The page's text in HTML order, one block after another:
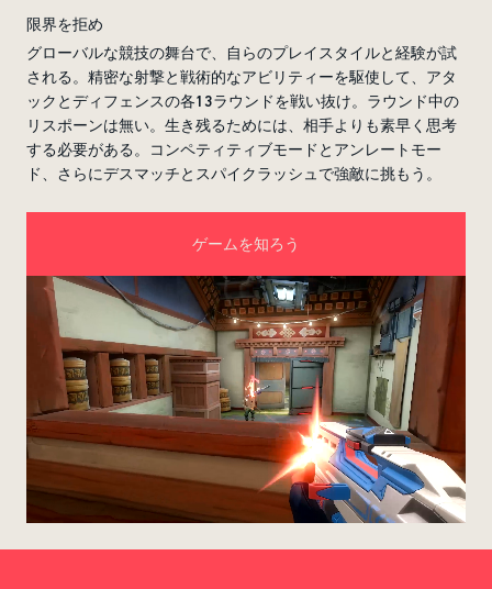
限界を拒め
グローバルな競技の舞台で、自らのプレイスタイルと経験が試
される。精密な射撃と戦術的なアビリティーを駆使して、アタ
ックとディフェンスの各13ラウンドを戦い抜け。ラウンド中の
リスポーンは無い。生き残るためには、相手よりも素早く思考
する必要がある。コンペティティブモードとアンレートモー
ド、さらにデスマッチとスパイクラッシュで強敵に挑もう。
ゲームを知ろう